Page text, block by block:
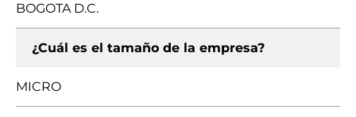
BOGOTA D.C.
¿Cuál es el tamaño de la empresa?
MICRO